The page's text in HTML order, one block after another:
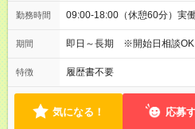
勤務時間 09:00-18:00（休憩60分）実
期間 即日～長期 ※開始日相談OK
特徴 履歴書不要
気になる！ 応募